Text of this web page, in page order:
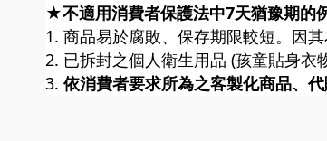
★不適用消費者保護法中7天猶豫期的
1. 商品易於腐敗、保存期限較短。因
2. 已拆封之個人衛生用品 (孩童貼身衣
3. 依消費者要求所為之客製化商品、